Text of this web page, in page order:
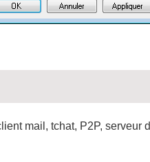
mail, tchat, P2P, serveur